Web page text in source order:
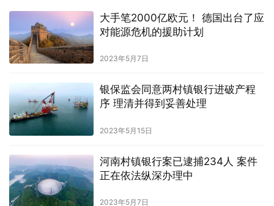
大手笔2000亿欧元！ 德国出台了应
对能源危机的援助计划
2023年5月7日
银保监会同意两村镇银行进破产程
序 理清并得到妥善处理
2023年5月15日
河南村镇银行案已逮捕234人 案件
正在依法纵深办理中
2023年5月7日